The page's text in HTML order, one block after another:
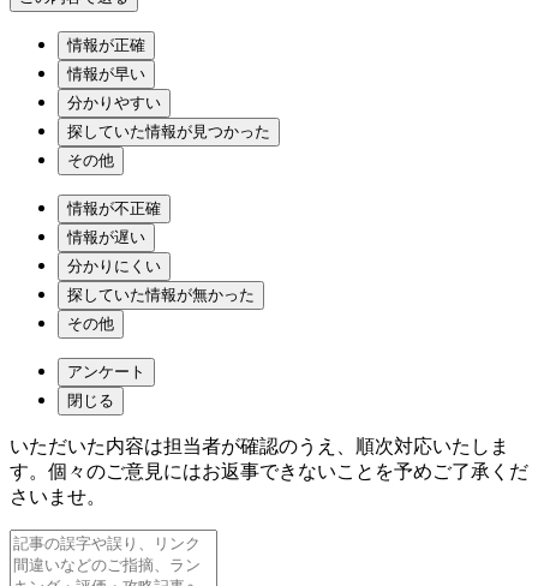
情報が正確
情報が早い
分かりやすい
探していた情報が見つかった
その他
情報が不正確
情報が遅い
分かりにくい
探していた情報が無かった
その他
アンケート
閉じる
いただいた内容は担当者が確認のうえ、順次対応いたしま
す。個々のご意見にはお返事できないことを予めご了承くだ
さいませ。